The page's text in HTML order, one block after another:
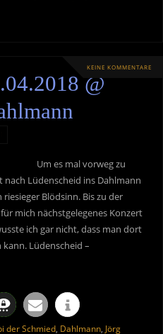
KEINE KOMMENTARE
@
Um es mal vorweg zu
nach Lüdenscheid ins Dahlmann
Blödsinn. Bis zu der
mich nächstgelegenes Konzert
ich gar nicht, dass man dort
Lüdenscheid –
der Schmied, Dahlmann, Jörg